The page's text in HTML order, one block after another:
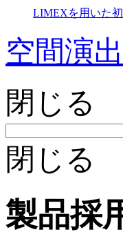
LIMEXを用いた
空間演出
閉じる
閉じる
製品採